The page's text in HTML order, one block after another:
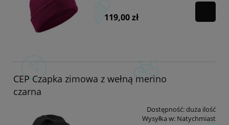
119,00 zł
CEP Czapka zimowa z wełną merino
czarna
Dostępność:duża ilość
Wysyłka w: Natychmiast